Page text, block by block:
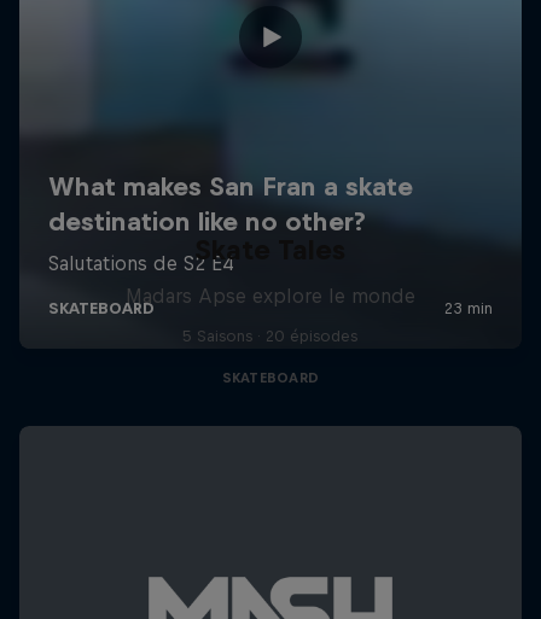
Skate Tales
Madars Apse explore le monde
5 Saisons · 20 épisodes
SKATEBOARD